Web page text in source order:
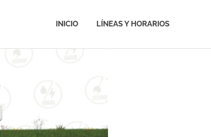
INICIO LÍNEAS Y HORARIOS